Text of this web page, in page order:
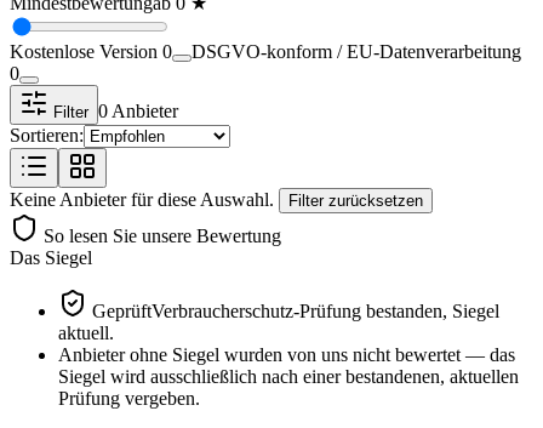
Kostenlose Version 0
DSGVO-konform / EU-Datenverarbeitung
0
Filter 0 Anbieter
Sortieren:
Keine Anbieter für diese Auswahl. Filter zurücksetzen
So lesen Sie unsere Bewertung
Das Siegel
GeprüftVerbraucherschutz-Prüfung bestanden, Siegel
aktuell.
Anbieter ohne Siegel wurden von uns nicht bewertet — das
Siegel wird ausschließlich nach einer bestandenen, aktuellen
Prüfung vergeben.